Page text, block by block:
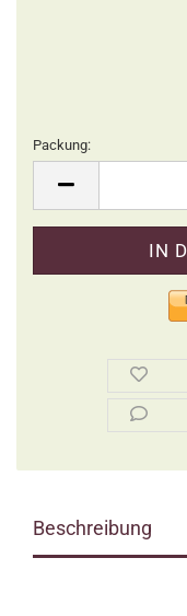
Packung:
Beschreibung